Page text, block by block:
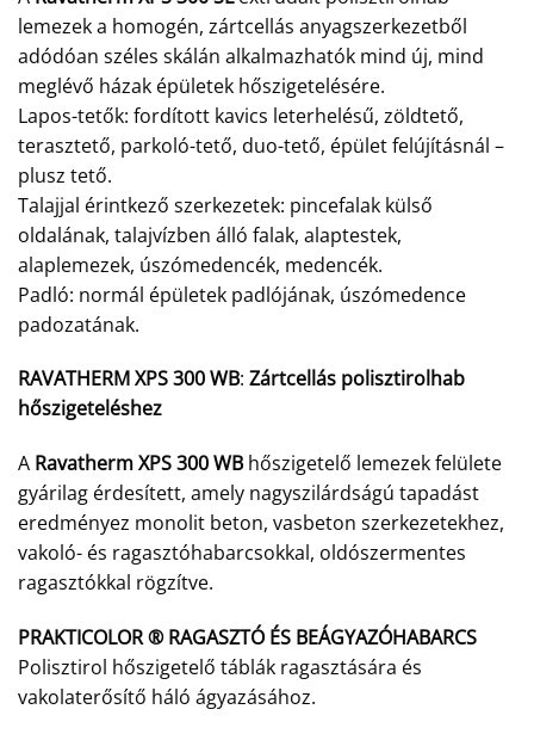
lemezek a homogén, zártcellás anyagszerkezetből
adódóan széles skálán alkalmazhatók mind új, mind
meglévő házak épületek hőszigetelésére.
Lapos-tetők: fordított kavics leterhelésű, zöldtető,
terasztető, parkoló-tető, duo-tető, épület felújításnál –
plusz tető.
Talajjal érintkező szerkezetek: pincefalak külső
oldalának, talajvízben álló falak, alaptestek,
alaplemezek, úszómedencék, medencék.
Padló: normál épületek padlójának, úszómedence
padozatának.
RAVATHERM XPS 300 WB: Zártcellás polisztirolhab
hőszigeteléshez
A Ravatherm XPS 300 WB hőszigetelő lemezek felülete
gyárilag érdesített, amely nagyszilárdságú tapadást
eredményez monolit beton, vasbeton szerkezetekhez,
vakoló- és ragasztóhabarcsokkal, oldószermentes
ragasztókkal rögzítve.
PRAKTICOLOR ® RAGASZTÓ ÉS BEÁGYAZÓHABARCS
Polisztirol hőszigetelő táblák ragasztására és
vakolaterősítő háló ágyazásához.